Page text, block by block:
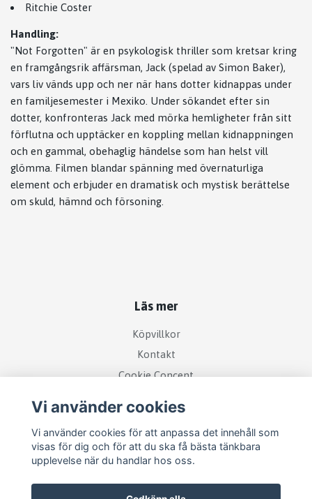
Ritchie Coster
Handling:
"Not Forgotten" är en psykologisk thriller som kretsar kring
en framgångsrik affärsman, Jack (spelad av Simon Baker),
vars liv vänds upp och ner när hans dotter kidnappas under
en familjesemester i Mexiko. Under sökandet efter sin
dotter, konfronteras Jack med mörka hemligheter från sitt
förflutna och upptäcker en koppling mellan kidnappningen
och en gammal, obehaglig händelse som han helst vill
glömma. Filmen blandar spänning med övernaturliga
element och erbjuder en dramatisk och mystisk berättelse
om skuld, hämnd och försoning.
Läs mer
Köpvillkor
Kontakt
Cookie Concent
Vi använder cookies
Vi använder cookies för att anpassa det innehåll som
visas för dig och för att du ska få bästa tänkbara
upplevelse när du handlar hos oss.